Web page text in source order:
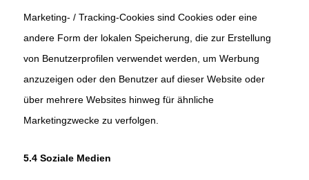
Marketing- / Tracking-Cookies sind Cookies oder eine
andere Form der lokalen Speicherung, die zur Erstellung
von Benutzerprofilen verwendet werden, um Werbung
anzuzeigen oder den Benutzer auf dieser Website oder
über mehrere Websites hinweg für ähnliche
Marketingzwecke zu verfolgen.
5.4 Soziale Medien